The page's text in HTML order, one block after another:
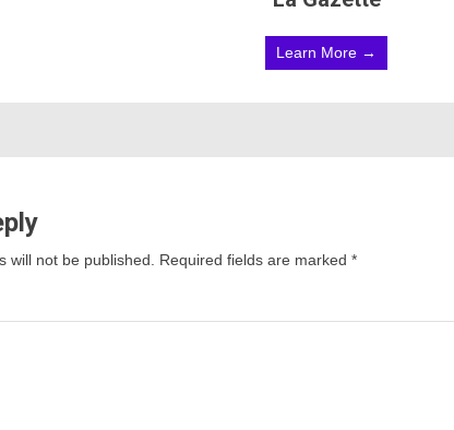
Learn More →
will not be published. Required fields are marked *